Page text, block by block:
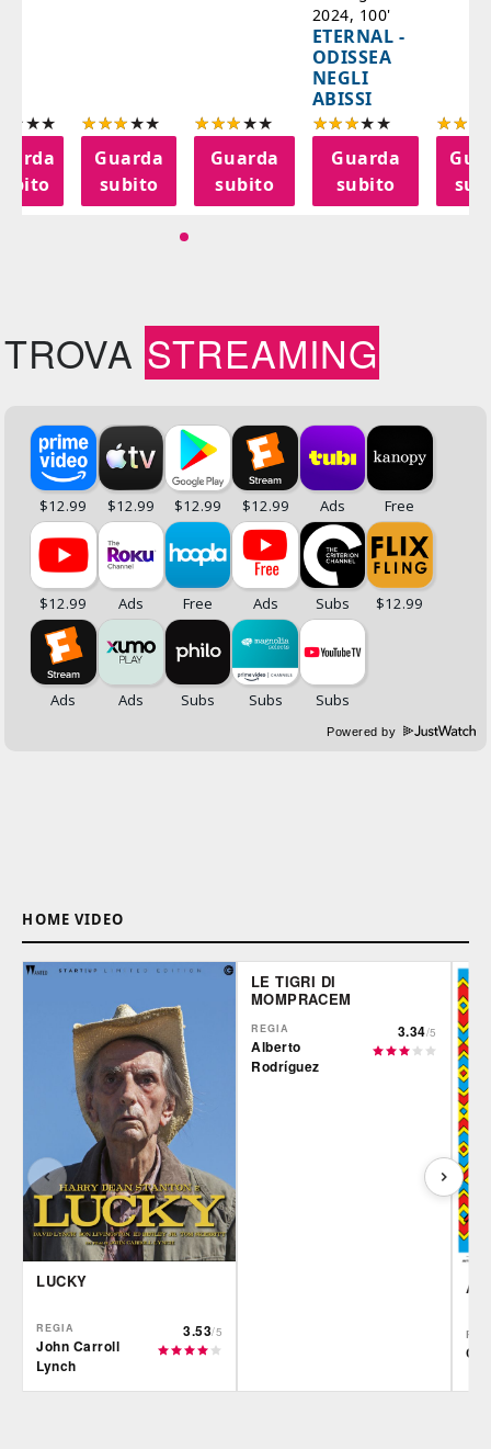
Guarda
subito
Guarda
subito
2024, 100'
ETERNAL -
ODISSEA
NEGLI
ABISSI
Guarda
subito
TROVA STREAMING
Powered by
HOME VIDEO
LUCKY
REGIA
John Carroll
Lynch
3.53/5
LE TIGRI DI
MOMPRACEM
REGIA
Alberto
Rodríguez
3.34/5